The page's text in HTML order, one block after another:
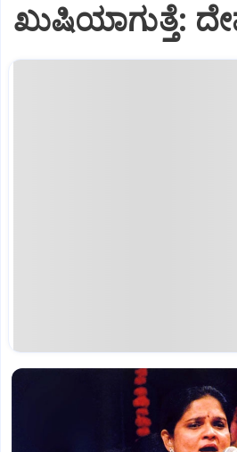
ಖುಷಿಯಾಗುತ್ತೆ: